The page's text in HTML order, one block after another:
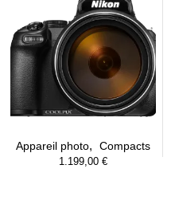
Appareil photo,
Compacts
1.199,00€